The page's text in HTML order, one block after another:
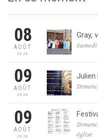
08
AOÛT
2026
Gray,
Samedi
09
AOÛT
2026
Julien
09
AOÛT
2026
église